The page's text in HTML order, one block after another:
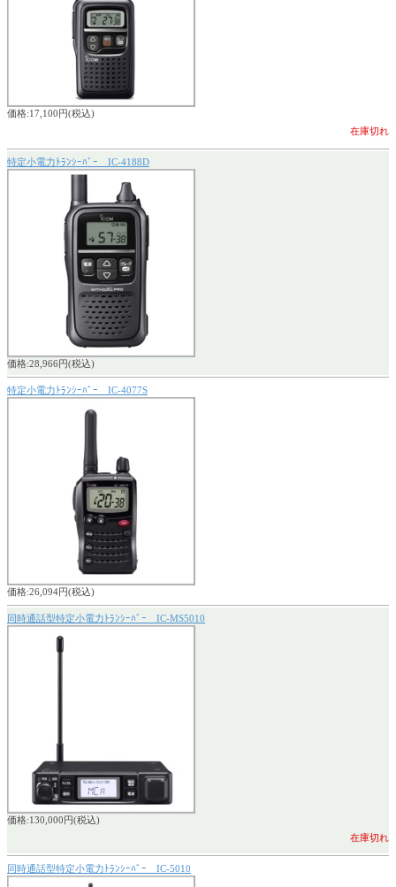
価格:17,100円(税込)
在庫切れ
特定小電力ﾄﾗﾝｼｰﾊﾞｰ IC-4188D
価格:28,966円(税込)
特定小電力ﾄﾗﾝｼｰﾊﾞｰ IC-4077S
価格:26,094円(税込)
同時通話型特定小電力ﾄﾗﾝｼｰﾊﾞｰ IC-MS5010
価格:130,000円(税込)
在庫切れ
同時通話型特定小電力ﾄﾗﾝｼｰﾊﾞｰ IC-5010